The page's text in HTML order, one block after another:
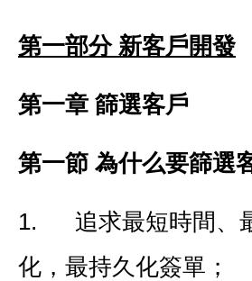
第一部分 新客戶開發
第一章 篩選客戶
第一節 為什么要篩選
1. 追求最短時間、
化，最持久化簽單；